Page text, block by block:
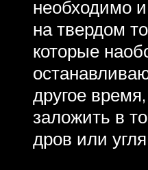
необходимо
на твердом
которые
другое
заложить в
дров или